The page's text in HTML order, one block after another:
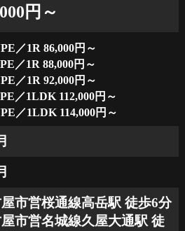
円～
／1R 86,000円～
／1R 88,000円～
／1R 92,000円～
／1LDK 112,000円～
／1LDK 114,000円～
市営桜通線高岳駅 徒歩6分
市営名城線久屋大通駅 徒